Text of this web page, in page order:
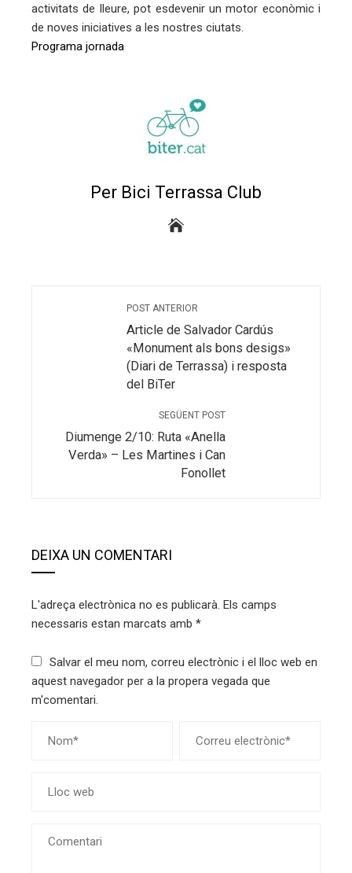
activitats de lleure, pot esdevenir un motor econòmic i
de noves iniciatives a les nostres ciutats.
Programa jornada
Per Bici Terrassa Club
POST ANTERIOR
Article de Salvador Cardús
«Monument als bons desigs»
(Diari de Terrassa) i resposta
del BiTer
SEGÜENT POST
Diumenge 2/10: Ruta «Anella
Verda» – Les Martines i Can
Fonollet
DEIXA UN COMENTARI
L'adreça electrònica no es publicarà. Els camps
necessaris estan marcats amb *
Salvar el meu nom, correu electrònic i el lloc web en
aquest navegador per a la propera vegada que
m'comentari.